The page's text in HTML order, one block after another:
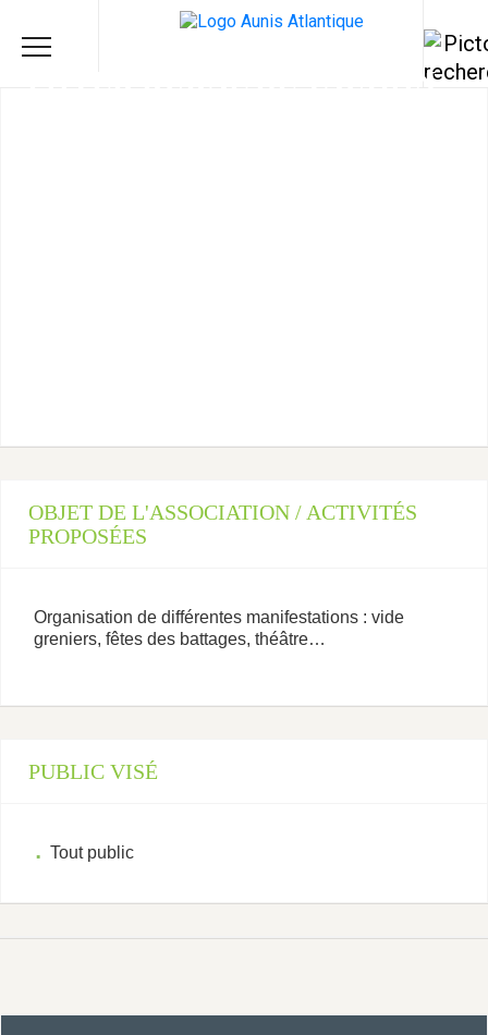
FOYER RURAL DE TAUGON
OBJET DE L'ASSOCIATION / ACTIVITÉS
PROPOSÉES
Organisation de différentes manifestations : vide
greniers, fêtes des battages, théâtre…
PUBLIC VISÉ
Tout public